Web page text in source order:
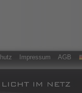
Impressum AGB